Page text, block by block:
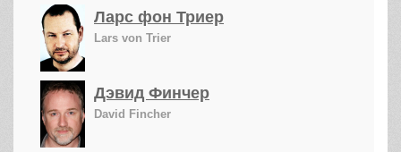
Ларс фон Триер
Lars von Trier
Дэвид Финчер
David Fincher